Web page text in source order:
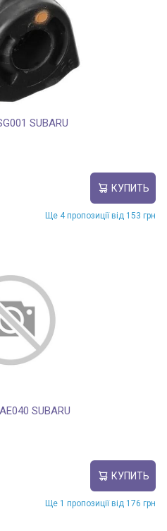
SUBARU
КУПИТЬ
Ще 4 пропозиції від 153 грн
SUBARU
КУПИТЬ
Ще 1 пропозиції від 176 грн